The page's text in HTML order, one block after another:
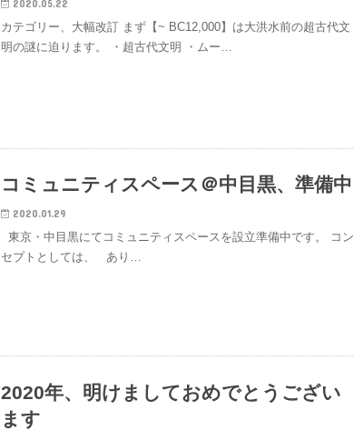
2020.05.22
カテゴリー、大幅改訂 まず【~ BC12,000】は大洪水前の超古代文
明の謎に迫ります。 ・超古代文明 ・ムー…
コミュニティスペース＠中目黒、準備中
2020.01.29
東京・中目黒にてコミュニティスペースを設立準備中です。 コン
セプトとしては、 あり…
2020年、明けましておめでとうござい
ます